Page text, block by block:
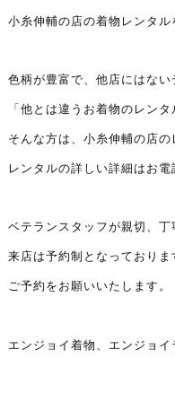
小糸伸輔の店の着物レンタル
色柄が豊富で、他店にはな
「他とは違うお着物のレンタ
そんな方は、小糸伸輔の店の
レンタルの詳しい詳細はお
ベテランスタッフが親切、丁
来店は予約制となっておりま
ご予約をお願いいたします。
エンジョイ着物、エンジョイ